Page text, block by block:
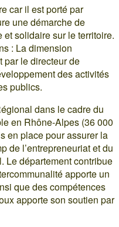
car il est porté par
une démarche de
solidaire sur le territoire.
: La dimension
par le directeur de
des activités
publics.
dans le cadre du
en Rhône-Alpes (36 000
en place pour assurer la
de l’entrepreneuriat et du
Le département contribue
apporte un
que des compétences
apporte son soutien par